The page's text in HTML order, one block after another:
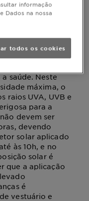
sol?
16h30 ser o
saúde. Neste
máxima, o
raios UVA, UVB e
para a
devem ser
devendo
solar aplicado
às 10h, e no
solar é
que a aplicação
é
vestuário e
informação
Dados na nossa
todos os cookies